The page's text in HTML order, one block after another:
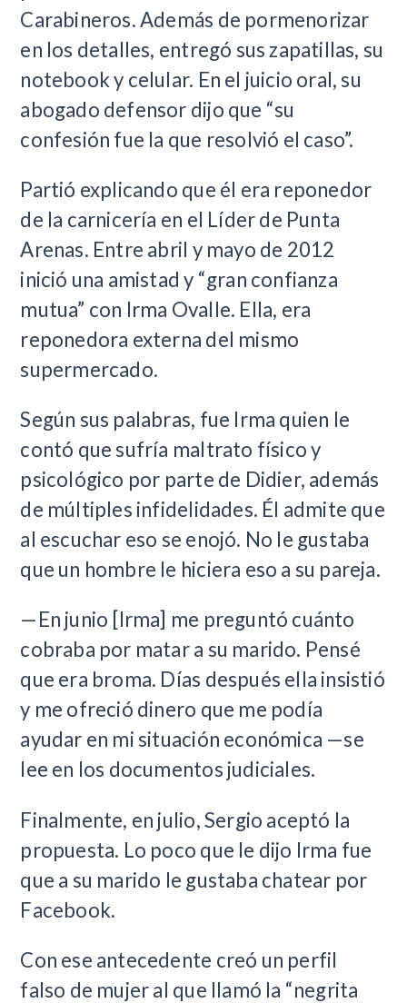
Carabineros. Además de pormenorizar
en los detalles, entregó sus zapatillas, su
notebook y celular. En el juicio oral, su
abogado defensor dijo que “su
confesión fue la que resolvió el caso”.
Partió explicando que él era reponedor
de la carnicería en el Líder de Punta
Arenas. Entre abril y mayo de 2012
inició una amistad y “gran confianza
mutua” con Irma Ovalle. Ella, era
reponedora externa del mismo
supermercado.
Según sus palabras, fue Irma quien le
contó que sufría maltrato físico y
psicológico por parte de Didier, además
de múltiples infidelidades. Él admite que
al escuchar eso se enojó. No le gustaba
que un hombre le hiciera eso a su pareja.
—En junio [Irma] me preguntó cuánto
cobraba por matar a su marido. Pensé
que era broma. Días después ella insistió
y me ofreció dinero que me podía
ayudar en mi situación económica —se
lee en los documentos judiciales.
Finalmente, en julio, Sergio aceptó la
propuesta. Lo poco que le dijo Irma fue
que a su marido le gustaba chatear por
Facebook.
Con ese antecedente creó un perfil
falso de mujer al que llamó la “negrita